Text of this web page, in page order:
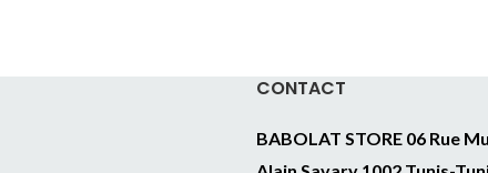
CONTACT
BABOLAT STORE 06 Rue